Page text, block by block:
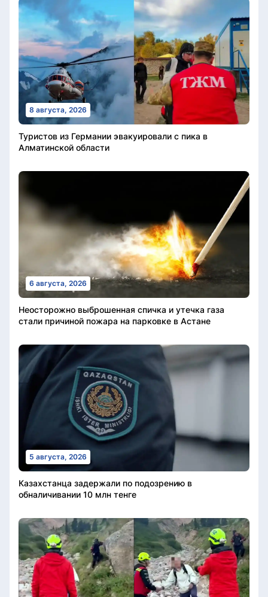
8 августа, 2026
Туристов из Германии эвакуировали с пика в
Алматинской области
6 августа, 2026
Неосторожно выброшенная спичка и утечка газа
стали причиной пожара на парковке в Астане
5 августа, 2026
Казахстанца задержали по подозрению в
обналичивании 10 млн тенге